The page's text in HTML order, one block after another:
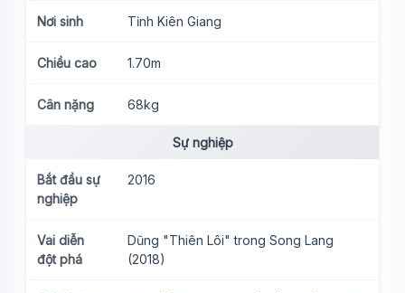
Nơi sinh Tỉnh Kiên Giang
Chiều cao 1.70m
Cân nặng 68kg
Sự nghiệp
Bắt đầu sự
nghiệp
2016
Vai diễn
đột phá
Dũng "Thiên Lôi" trong Song Lang
(2018)